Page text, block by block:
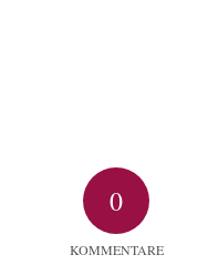
0
KOMMENTARE